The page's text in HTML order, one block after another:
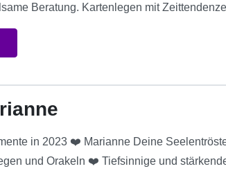
Beratung. Kartenlegen mit
in 2023 ❤️ Marianne Deine
und Orakeln ❤️ Tiefsinnige und